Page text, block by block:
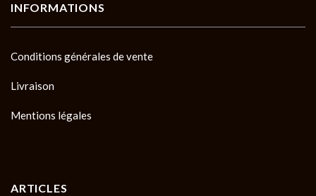
INFORMATIONS
Conditions générales de vente
Livraison
Mentions légales
ARTICLES